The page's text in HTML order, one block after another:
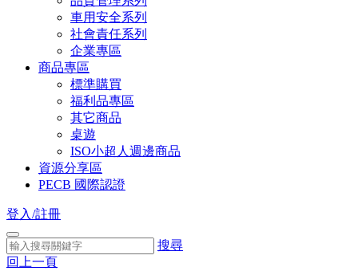
車用安全系列
社會責任系列
企業專區
商品專區
標準購買
福利品專區
其它商品
桌遊
ISO小超人週邊商品
資源分享區
PECB 國際認證
登入/註冊
搜尋
回上一頁